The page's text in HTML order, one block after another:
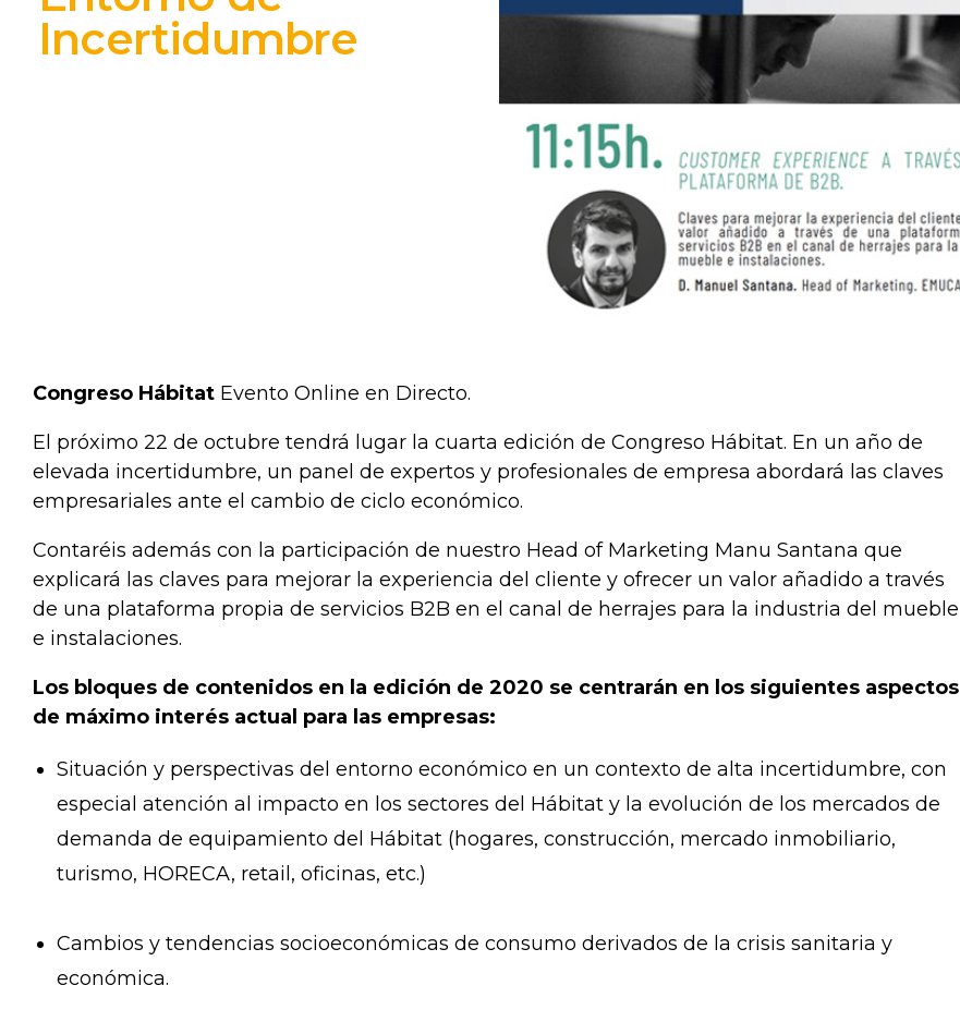
Incertidumbre
Congreso Hábitat Evento Online en Directo.
El próximo 22 de octubre tendrá lugar la cuarta edición de Congreso Hábitat. En un año de
elevada incertidumbre, un panel de expertos y profesionales de empresa abordará las claves
empresariales ante el cambio de ciclo económico.
Contaréis además con la participación de nuestro Head of Marketing Manu Santana que
explicará las claves para mejorar la experiencia del cliente y ofrecer un valor añadido a través
de una plataforma propia de servicios B2B en el canal de herrajes para la industria del mueble
e instalaciones.
Los bloques de contenidos en la edición de 2020 se centrarán en los siguientes aspectos
de máximo interés actual para las empresas:
Situación y perspectivas del entorno económico en un contexto de alta incertidumbre, con
especial atención al impacto en los sectores del Hábitat y la evolución de los mercados de
demanda de equipamiento del Hábitat (hogares, construcción, mercado inmobiliario,
turismo, HORECA, retail, oficinas, etc.)
Cambios y tendencias socioeconómicas de consumo derivados de la crisis sanitaria y
económica.